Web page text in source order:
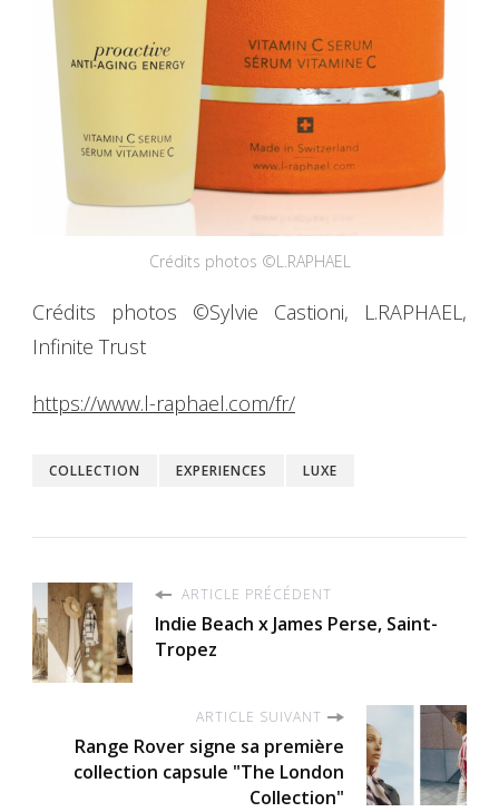
Crédits photos ©L.RAPHAEL
Crédits photos ©Sylvie Castioni, L.RAPHAEL,
Infinite Trust
https://www.l-raphael.com/fr/
COLLECTION EXPERIENCES LUXE
ARTICLE PRÉCÉDENT
Indie Beach x James Perse, Saint-
Tropez
ARTICLE SUIVANT
Range Rover signe sa première
collection capsule "The London
Collection"